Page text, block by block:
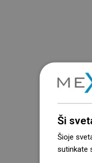
Ši
Šioje
sutinkate